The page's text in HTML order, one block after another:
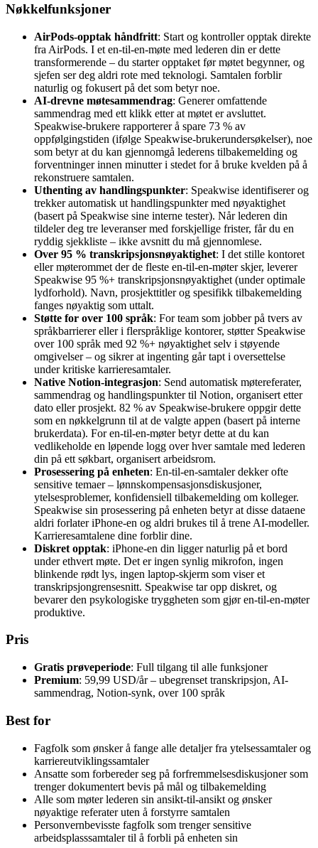
Nøkkelfunksjoner
AirPods-opptak håndfritt: Start og kontroller opptak direkte
fra AirPods. I et en-til-en-møte med lederen din er dette
transformerende – du starter opptaket før møtet begynner, og
sjefen ser deg aldri rote med teknologi. Samtalen forblir
naturlig og fokusert på det som betyr noe.
AI-drevne møtesammendrag: Generer omfattende
sammendrag med ett klikk etter at møtet er avsluttet.
Speakwise-brukere rapporterer å spare 73 % av
oppfølgingstiden (ifølge Speakwise-brukerundersøkelser), noe
som betyr at du kan gjennomgå lederens tilbakemelding og
forventninger innen minutter i stedet for å bruke kvelden på å
rekonstruere samtalen.
Uthenting av handlingspunkter: Speakwise identifiserer og
trekker automatisk ut handlingspunkter med nøyaktighet
(basert på Speakwise sine interne tester). Når lederen din
tildeler deg tre leveranser med forskjellige frister, får du en
ryddig sjekkliste – ikke avsnitt du må gjennomlese.
Over 95 % transkripsjonsnøyaktighet: I det stille kontoret
eller møterommet der de fleste en-til-en-møter skjer, leverer
Speakwise 95 %+ transkripsjonsnøyaktighet (under optimale
lydforhold). Navn, prosjekttitler og spesifikk tilbakemelding
fanges nøyaktig som uttalt.
Støtte for over 100 språk: For team som jobber på tvers av
språkbarrierer eller i flerspråklige kontorer, støtter Speakwise
over 100 språk med 92 %+ nøyaktighet selv i støyende
omgivelser – og sikrer at ingenting går tapt i oversettelse
under kritiske karrieresamtaler.
Native Notion-integrasjon: Send automatisk møtereferater,
sammendrag og handlingspunkter til Notion, organisert etter
dato eller prosjekt. 82 % av Speakwise-brukere oppgir dette
som en nøkkelgrunn til at de valgte appen (basert på interne
brukerdata). For en-til-en-møter betyr dette at du kan
vedlikeholde en løpende logg over hver samtale med lederen
din på ett søkbart, organisert arbeidsrom.
Prosessering på enheten: En-til-en-samtaler dekker ofte
sensitive temaer – lønnskompensasjonsdiskusjoner,
ytelsesproblemer, konfidensiell tilbakemelding om kolleger.
Speakwise sin prosessering på enheten betyr at disse dataene
aldri forlater iPhone-en og aldri brukes til å trene AI-modeller.
Karrieresamtalene dine forblir dine.
Diskret opptak: iPhone-en din ligger naturlig på et bord
under ethvert møte. Det er ingen synlig mikrofon, ingen
blinkende rødt lys, ingen laptop-skjerm som viser et
transkripsjongrensesnitt. Speakwise tar opp diskret, og
bevarer den psykologiske tryggheten som gjør en-til-en-møter
produktive.
Pris
Gratis prøveperiode: Full tilgang til alle funksjoner
Premium: 59,99 USD/år – ubegrenset transkripsjon, AI-
sammendrag, Notion-synk, over 100 språk
Best for
Fagfolk som ønsker å fange alle detaljer fra ytelsessamtaler og
karriereutviklingssamtaler
Ansatte som forbereder seg på forfremmelsesdiskusjoner som
trenger dokumentert bevis på mål og tilbakemelding
Alle som møter lederen sin ansikt-til-ansikt og ønsker
nøyaktige referater uten å forstyrre samtalen
Personvernbevisste fagfolk som trenger sensitive
arbeidsplasssamtaler til å forbli på enheten sin